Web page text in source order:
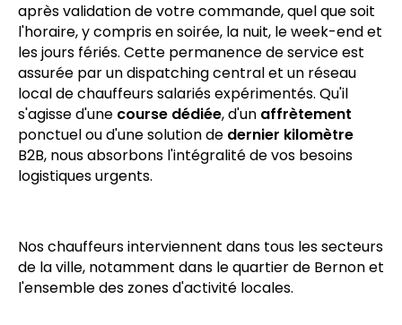
après validation de votre commande, quel que soit
l'horaire, y compris en soirée, la nuit, le week-end et
les jours fériés. Cette permanence de service est
assurée par un dispatching central et un réseau
local de chauffeurs salariés expérimentés. Qu'il
s'agisse d'une course dédiée, d'un affrètement
ponctuel ou d'une solution de dernier kilomètre
B2B, nous absorbons l'intégralité de vos besoins
logistiques urgents.
Nos chauffeurs interviennent dans tous les secteurs
de la ville, notamment dans le quartier de Bernon et
l'ensemble des zones d'activité locales.